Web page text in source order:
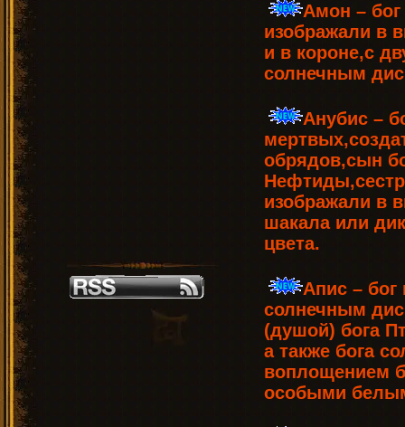
Амон – бог
изображали в
и в короне,с
солнечным
Анубис –
обрядов,сын
изображали в
шакала или
цвета.
Апис –
солнечным
(душой) бога
а также бога
воплощением
особыми